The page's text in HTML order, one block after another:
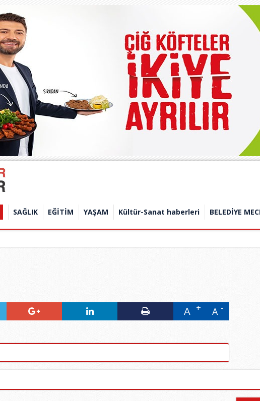
SAĞLIK EĞİTİM YAŞAM Kültür-Sanat haberleri BELEDİYE
A A